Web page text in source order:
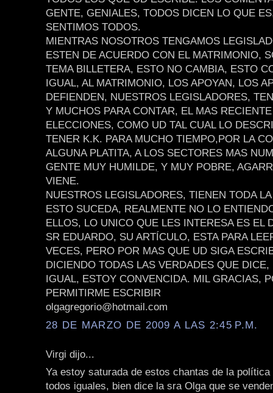
GENTE, GENIALES, TODOS DICEN LO QUE
SENTIMOS TODOS.
MIENTRAS NOSOTROS TENGAMOS
ESTEN DE ACUERDO CON EL MATRIMONIO,
TEMA BILLETERA, ESTO NO CAMBIA, ESTO
IGUAL, AL MATRIMONIO, LOS APOYAN, LOS
DEFIENDEN, NUESTROS LEGISLADORES,
Y MUCHOS PARA CONTAR, EL MAS
ELECCIONES, COMO UD TAL CUAL LO
TENER K.K. PARA MUCHO TIEMPO,POR LA
ALGUNA PLATITA, A LOS SECTORES MAS
GENTE MUY HUMILDE, Y MUY POBRE,
VIENE.
NUESTROS LEGISLADORES, TIENEN TODA
ESTO SUCEDA, REALMENTE NO LO
ELLOS, LO UNICO QUE LES INTERESA ES EL
SR EDUARDO, SU ARTÍCULO, ESTA PARA
VECES, PERO POR MAS QUE UD SIGA
DICIENDO TODAS LAS VERDADES QUE DICE,
IGUAL, ESTOY CONVENCIDA. MIL GRACIAS,
PERMITIRME ESCRIBIR
olgagregorio@hotmail.com
28 DE MARZO DE 2009 A LAS 2:45 P.M.
Virgi dijo...
Ya estoy saturada de estos chantas de la
todos iguales, bien dice la sra Olga que se